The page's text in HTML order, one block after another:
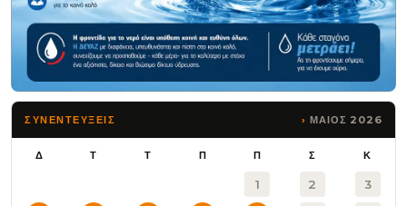
ΣΥΝΕΝΤΕΥΞΕΙΣ ΜΑΙΟΣ 2026
Δ Τ Τ Π Π Σ Κ
1 2 3